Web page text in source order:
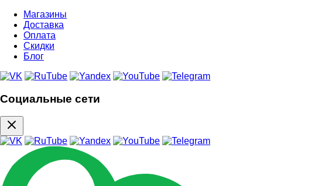
Магазины
Доставка
Оплата
Скидки
Блог
Социальные сети